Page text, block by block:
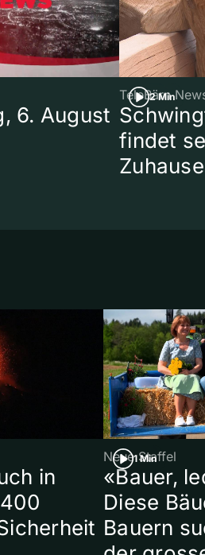
6. August
2 Min
TeleBärn
findet
Zuhause
in
1 Min
Neue Staffel
«Bauer,
Diese
Bauern